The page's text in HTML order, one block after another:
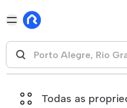
Todas as